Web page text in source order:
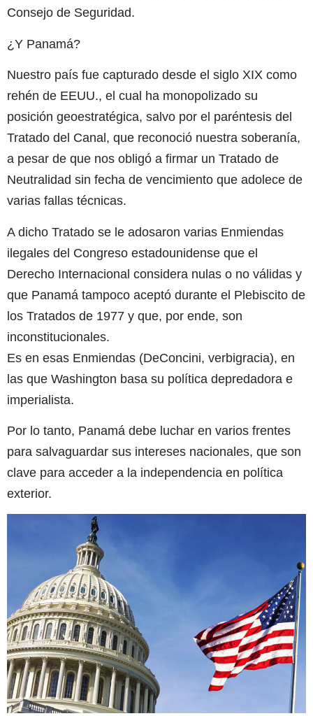
Consejo de Seguridad.
¿Y Panamá?
Nuestro país fue capturado desde el siglo XIX como
rehén de EEUU., el cual ha monopolizado su
posición geoestratégica, salvo por el paréntesis del
Tratado del Canal, que reconoció nuestra soberanía,
a pesar de que nos obligó a firmar un Tratado de
Neutralidad sin fecha de vencimiento que adolece de
varias fallas técnicas.
A dicho Tratado se le adosaron varias Enmiendas
ilegales del Congreso estadounidense que el
Derecho Internacional considera nulas o no válidas y
que Panamá tampoco aceptó durante el Plebiscito de
los Tratados de 1977 y que, por ende, son
inconstitucionales.
Es en esas Enmiendas (DeConcini, verbigracia), en
las que Washington basa su política depredadora e
imperialista.
Por lo tanto, Panamá debe luchar en varios frentes
para salvaguardar sus intereses nacionales, que son
clave para acceder a la independencia en política
exterior.